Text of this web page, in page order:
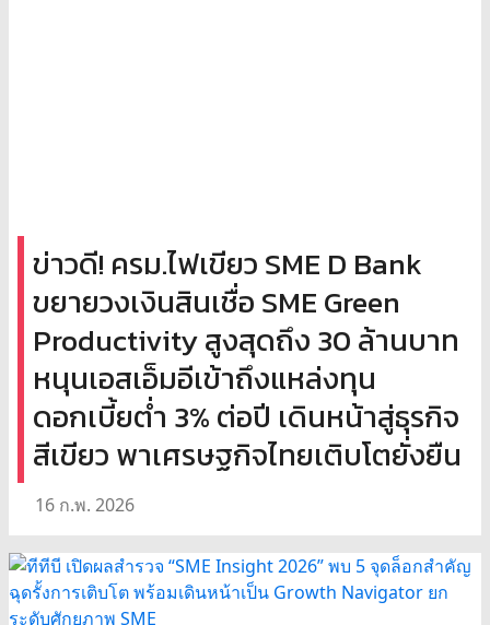
ข่าวดี! ครม.ไฟเขียว SME D Bank
ขยายวงเงินสินเชื่อ SME Green
Productivity สูงสุดถึง 30 ล้านบาท
หนุนเอสเอ็มอีเข้าถึงแหล่งทุน
ดอกเบี้ยต่ำ 3% ต่อปี เดินหน้าสู่ธุรกิจ
สีเขียว พาเศรษฐกิจไทยเติบโตยั่งยืน
16 ก.พ. 2026